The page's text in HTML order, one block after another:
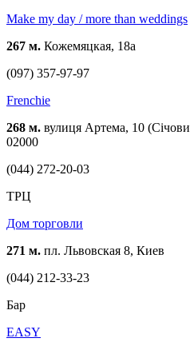
Make my day / more than weddings
267 м. Кожемяцкая, 18а
(097) 357-97-97
Frenchie
268 м. вулиця Артема, 10
02000
(044) 272-20-03
ТРЦ
Дом торговли
271 м. пл. Львовская 8, Киев
(044) 212-33-23
Бар
EASY